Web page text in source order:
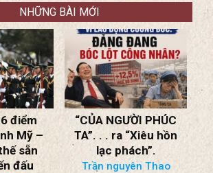
NHỮNG BÀI MỚI
PHÚC
hồn
Thao
SBTN NHẬN ĐỊNH
THỜI CUỘC ngày
2/8/2026
Chiến Tranh